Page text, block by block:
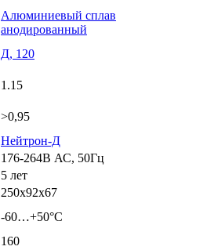
Алюминиевый сплав
анодированный
Д, 120
1.15
>0,95
Нейтрон-Д
176-264В АС, 50Гц
5 лет
250x92x67
-60…+50°С
160